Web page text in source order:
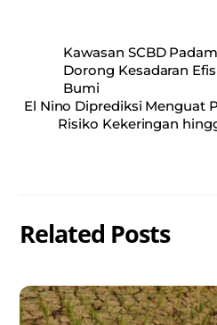
Kawasan SCBD
Dorong Kesadaran
Bumi
El Nino Diprediksi Menguat
Risiko Kekeringan
Related Posts